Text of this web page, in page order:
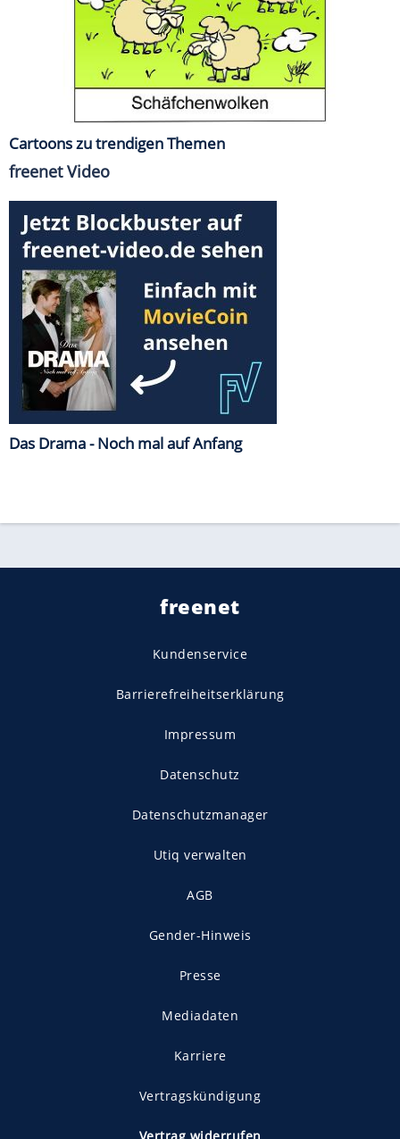
Cartoons zu trendigen Themen
freenet Video
Das Drama - Noch mal auf Anfang
freenet
Kundenservice
Barrierefreiheitserklärung
Impressum
Datenschutz
Datenschutzmanager
Utiq verwalten
AGB
Gender-Hinweis
Presse
Mediadaten
Karriere
Vertragskündigung
Vertrag widerrufen